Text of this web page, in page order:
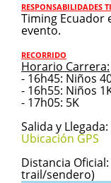
RESPONSABILIDADES
Timing Ecuador
evento.
RECORRIDO
Horario Carrera:
- 16h45: Niños
- 16h55: Niños
- 17h05: 5K
Salida y
Ubicación GPS
Distancia
trail/sendero)